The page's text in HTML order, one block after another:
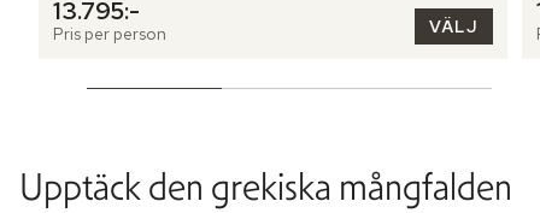
13.795:-
Pris per person VÄLJ
Upptäck den grekiska mångfalden